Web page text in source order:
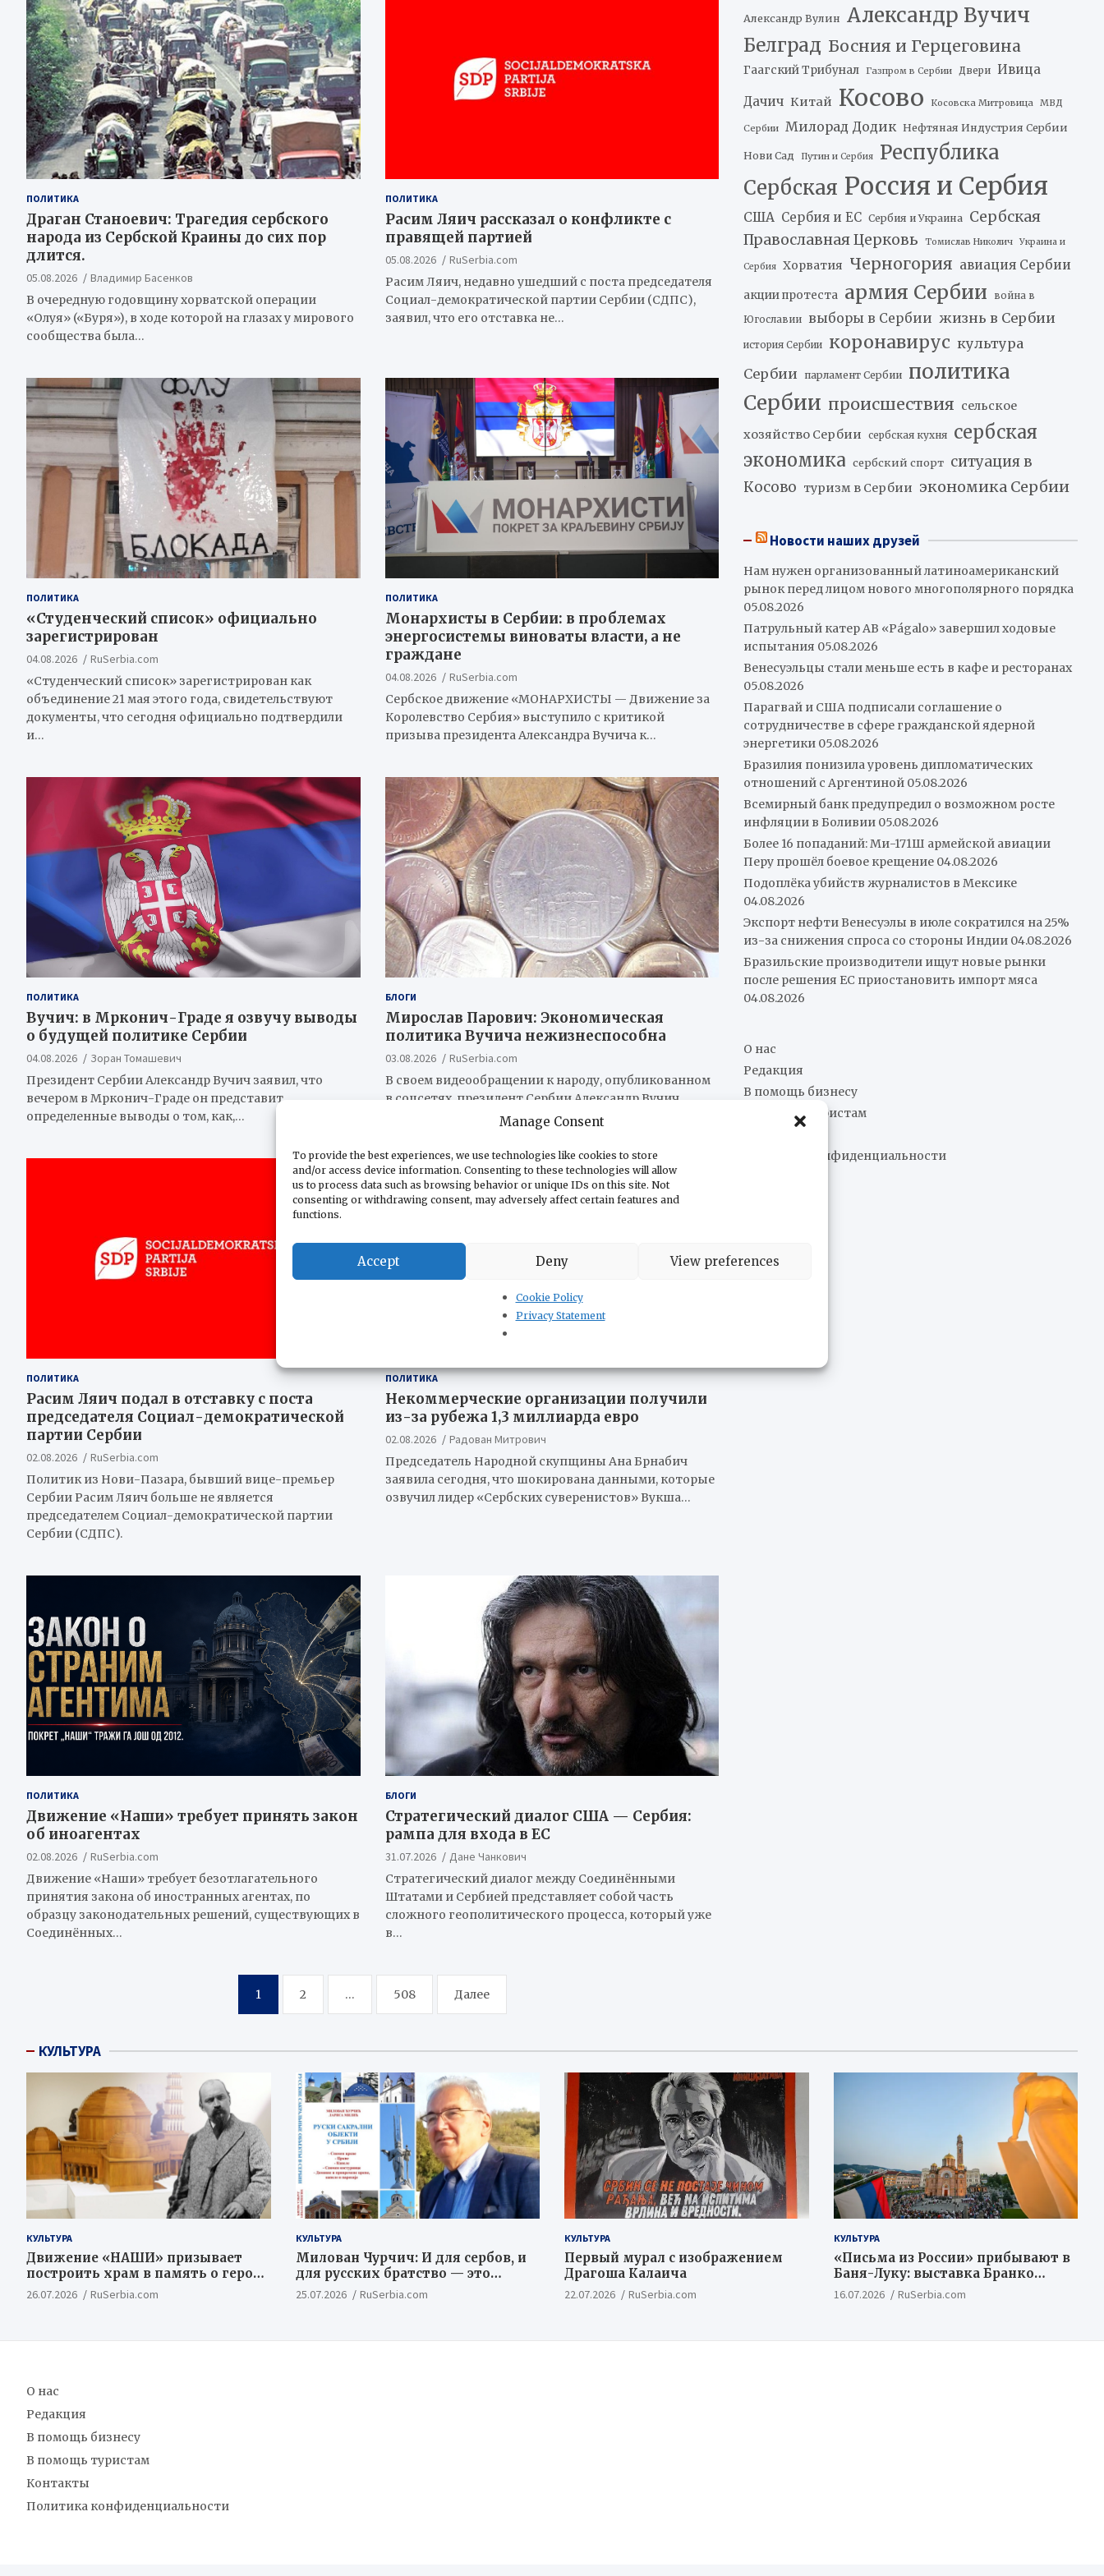
Manage Consent
To provide the best experiences, we use technologies like cookies to store
and/or access device information. Consenting to these technologies will allow
us to process data such as browsing behavior or unique IDs on this site. Not
consenting or withdrawing consent, may adversely affect certain features and
functions.
Accept Deny View preferences
Cookie Policy
Privacy Statement
ПОЛИТИКА
Драган Станоевич: Трагедия сербского
народа из Сербской Краины до сих пор
длится.
05.08.2026
Владимир Басенков
В очередную годовщину хорватской операции
«Олуя» («Буря»), в ходе которой на глазах у мирового
сообщества была…
ПОЛИТИКА
Расим Ляич рассказал о конфликте с
правящей партией
05.08.2026
RuSerbia.com
Расим Ляич, недавно ушедший с поста председателя
Социал-демократической партии Сербии (СДПС),
заявил, что его отставка не…
ПОЛИТИКА
«Студенческий список» официально
зарегистрирован
04.08.2026
RuSerbia.com
«Студенческий список» зарегистрирован как
объединение 21 мая этого года, свидетельствуют
документы, что сегодня официально подтвердили
и…
ПОЛИТИКА
Монархисты в Сербии: в проблемах
энергосистемы виноваты власти, а не
граждане
04.08.2026
RuSerbia.com
Сербское движение «МОНАРХИСТЫ — Движение за
Королевство Сербия» выступило с критикой
призыва президента Александра Вучича к…
ПОЛИТИКА
Вучич: в Мрконич-Граде я озвучу выводы
о будущей политике Сербии
04.08.2026
Зоран Томашевич
Президент Сербии Александр Вучич заявил, что
вечером в Мрконич-Граде он представит
определенные выводы о том, как,…
БЛОГИ
Мирослав Парович: Экономическая
политика Вучича нежизнеспособна
03.08.2026
RuSerbia.com
В своем видеообращении к народу, опубликованном
в соцсетях, президент Сербии Александр Вучич
заявил, что для него…
ПОЛИТИКА
Расим Ляич подал в отставку с поста
председателя Социал-демократической
партии Сербии
02.08.2026
RuSerbia.com
Политик из Нови-Пазара, бывший вице-премьер
Сербии Расим Ляич больше не является
председателем Социал-демократической партии
Сербии (СДПС).
ПОЛИТИКА
Некоммерческие организации получили
из-за рубежа 1,3 миллиарда евро
02.08.2026
Радован Митрович
Председатель Народной скупщины Ана Брнабич
заявила сегодня, что шокирована данными, которые
озвучил лидер «Сербских суверенистов» Вукша…
ПОЛИТИКА
Движение «Наши» требует принять закон
об иноагентах
02.08.2026
RuSerbia.com
Движение «Наши» требует безотлагательного
принятия закона об иностранных агентах, по
образцу законодательных решений, существующих в
Соединённых…
БЛОГИ
Стратегический диалог США — Сербия:
рампа для входа в ЕС
31.07.2026
Дане Чанкович
Стратегический диалог между Соединёнными
Штатами и Сербией представляет собой часть
сложного геополитического процесса, который уже
в…
1 2 … 508 Далее
Александр Вулин Александр Вучич
Белград Босния и Герцеговина
Гаагский Трибунал Газпром в Сербии Двери Ивица
Дачич Китай Косово Косовска Митровица МВД
Сербии Милорад Додик Нефтяная Индустрия Сербии
Нови Сад Путин и Сербия
Республика
Сербская Россия и Сербия
США Сербия и ЕС Сербия и Украина
Сербская
Православная Церковь
Томислав Николич Украина и
Сербия Хорватия Черногория авиация Сербии
акции протеста армия Сербии война в
Югославии выборы в Сербии жизнь в Сербии
история Сербии коронавирус культура
Сербии
парламент Сербии политика
Сербии происшествия сельское
хозяйство Сербии
сербская кухня сербская
экономика сербский спорт ситуация в
Косово туризм в Сербии экономика Сербии
Новости наших друзей
Нам нужен организованный латиноамериканский
рынок перед лицом нового многополярного порядка
05.08.2026
Патрульный катер AB «Págalo» завершил ходовые
испытания 05.08.2026
Венесуэльцы стали меньше есть в кафе и ресторанах
05.08.2026
Парагвай и США подписали соглашение о
сотрудничестве в сфере гражданской ядерной
энергетики 05.08.2026
Бразилия понизила уровень дипломатических
отношений с Аргентиной 05.08.2026
Всемирный банк предупредил о возможном росте
инфляции в Боливии 05.08.2026
Более 16 попаданий: Ми-171Ш армейской авиации
Перу прошёл боевое крещение 04.08.2026
Подоплёка убийств журналистов в Мексике
04.08.2026
Экспорт нефти Венесуэлы в июле сократился на 25%
из-за снижения спроса со стороны Индии 04.08.2026
Бразильские производители ищут новые рынки
после решения ЕС приостановить импорт мяса
04.08.2026
О нас
Редакция
В помощь бизнесу
В помощь туристам
Политика конфиденциальности
КУЛЬТУРА
КУЛЬТУРА
Движение «НАШИ» призывает
построить храм в память о героях
Косовской Битвы
26.07.2026 RuSerbia.com
КУЛЬТУРА
Милован Чурчич: И для сербов, и
для русских братство — это
ценностный и цивилизационный
концепт
25.07.2026 RuSerbia.com
КУЛЬТУРА
Первый мурал с изображением
Драгоша Калаича
22.07.2026 RuSerbia.com
КУЛЬТУРА
«Письма из России» прибывают в
Баня-Луку: выставка Бранко
Недимовича объединяет
шестерых художников из
16.07.2026 RuSerbia.com
О нас
Редакция
В помощь бизнесу
В помощь туристам
Контакты
Политика конфиденциальности